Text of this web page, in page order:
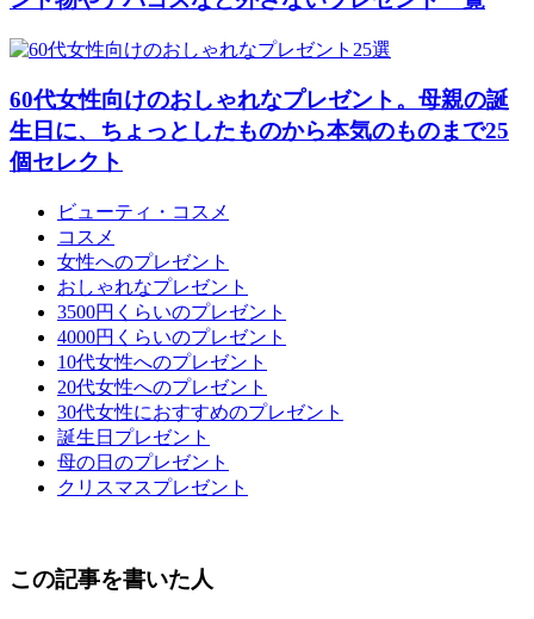
60代女性向けのおしゃれなプレゼント。母親の誕
生日に、ちょっとしたものから本気のものまで25
個セレクト
ビューティ・コスメ
コスメ
女性へのプレゼント
おしゃれなプレゼント
3500円くらいのプレゼント
4000円くらいのプレゼント
10代女性へのプレゼント
20代女性へのプレゼント
30代女性におすすめのプレゼント
誕生日プレゼント
母の日のプレゼント
クリスマスプレゼント
この記事を書いた人